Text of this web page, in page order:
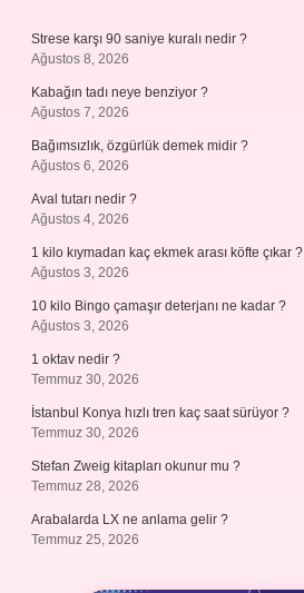
Strese karşı 90 saniye kuralı nedir ?
Ağustos 8, 2026
Kabağın tadı neye benziyor ?
Ağustos 7, 2026
Bağımsızlık, özgürlük demek midir ?
Ağustos 6, 2026
Aval tutarı nedir ?
Ağustos 4, 2026
1 kilo kıymadan kaç ekmek arası köfte çıkar ?
Ağustos 3, 2026
10 kilo Bingo çamaşır deterjanı ne kadar ?
Ağustos 3, 2026
1 oktav nedir ?
Temmuz 30, 2026
İstanbul Konya hızlı tren kaç saat sürüyor ?
Temmuz 30, 2026
Stefan Zweig kitapları okunur mu ?
Temmuz 28, 2026
Arabalarda LX ne anlama gelir ?
Temmuz 25, 2026